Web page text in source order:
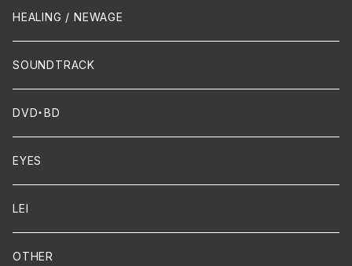
Crossover / Fusion
Dixie / New Orleans
FUNK
Chanson
Piano
Flute
Violin
Cello
Guitar / Ukulele
Mandolin
HEALING / NEWAGE
SOUNDTRACK
DVD・BD
EYES
LEI
OTHER